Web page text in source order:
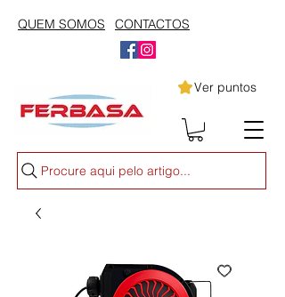
QUEM SOMOS CONTACTOS
Ver puntos
Procure aqui pelo artigo...